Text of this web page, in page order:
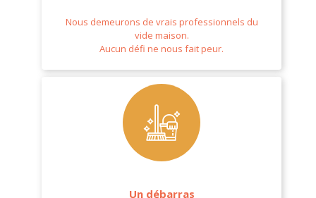
Nous demeurons de vrais professionnels du
vide maison.
Aucun défi ne nous fait peur.
Un débarras